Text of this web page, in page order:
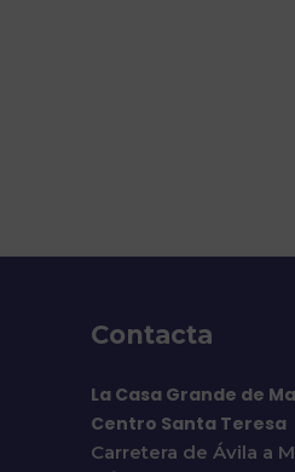
Contacta
La Casa Grande de
Centro Santa Teresa
Carretera de Ávila a